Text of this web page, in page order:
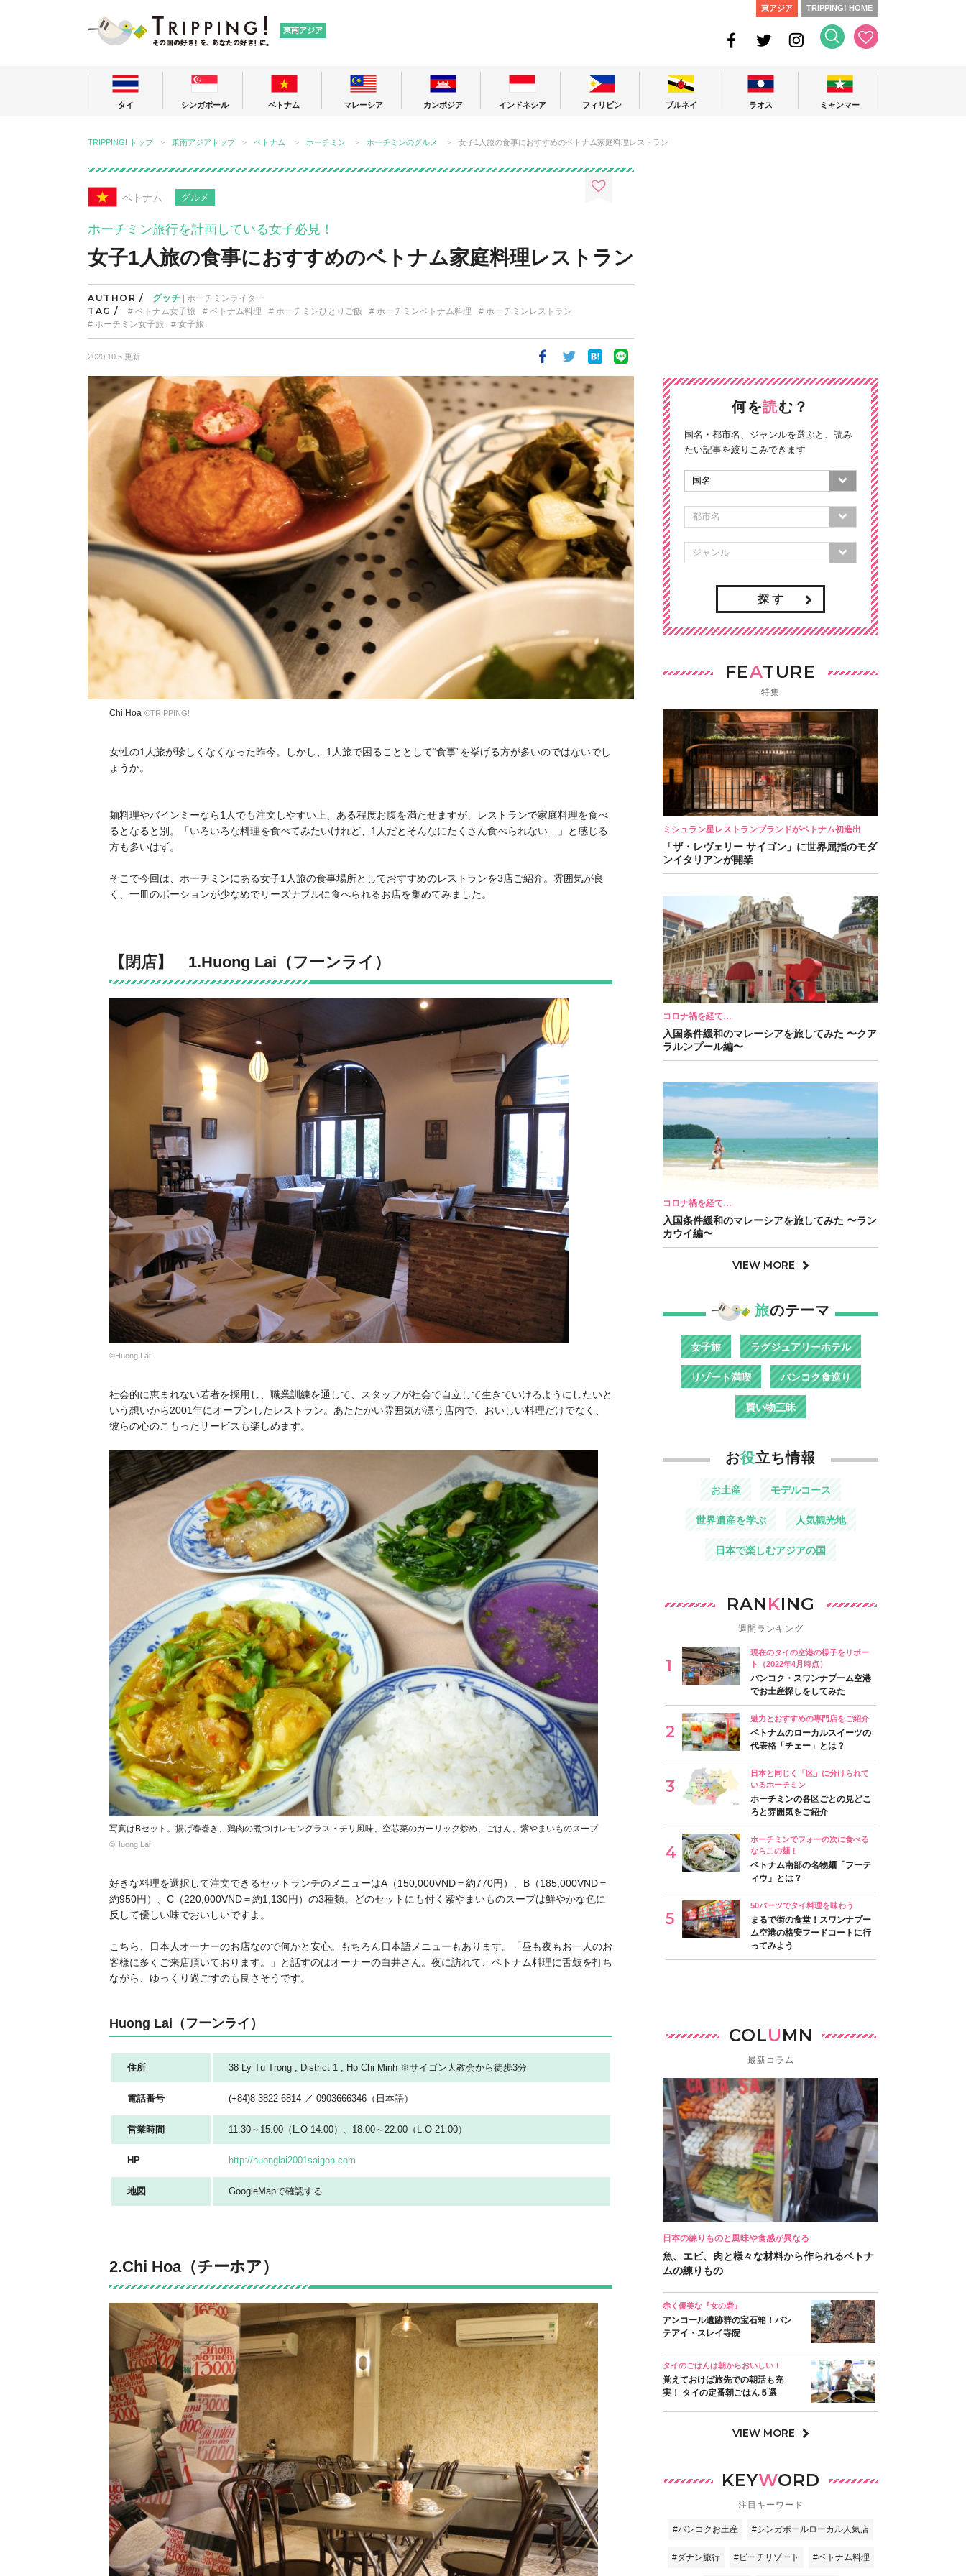
東南アジア
東アジア TRIPPING! HOME
タイ シンガポール ベトナム マレーシア カンボジア インドネシア フィリピン ブルネイ ラオス ミャンマー
TRIPPING! トップ 東南アジアトップ ベトナム ホーチミン ホーチミンのグルメ 女子1人旅の食事におすすめのベトナム家庭料理レストラン
ベトナム グルメ
ホーチミン旅行を計画している女子必見！
女子1人旅の食事におすすめのベトナム家庭料理レストラン
AUTHOR / グッチ | ホーチミンライター
TAG / ベトナム女子旅 ベトナム料理 ホーチミンひとりご飯 ホーチミンベトナム料理
ホーチミンレストラン
ホーチミン女子旅
女子旅
2020.10.5 更新
Chi Hoa ©TRIPPING!
女性の1人旅が珍しくなくなった昨今。しかし、1人旅で困ることとして“食事”を挙げる方が多いのではないでし
ょうか。
麺料理やバインミーなら1人でも注文しやすい上、ある程度お腹を満たせますが、レストランで家庭料理を食べ
るとなると別。「いろいろな料理を食べてみたいけれど、1人だとそんなにたくさん食べられない…」と感じる
方も多いはず。
そこで今回は、ホーチミンにある女子1人旅の食事場所としておすすめのレストランを3店ご紹介。雰囲気が良
く、一皿のポーションが少なめでリーズナブルに食べられるお店を集めてみました。
【閉店】 1.Huong Lai（フーンライ）
©Huong Lai
社会的に恵まれない若者を採用し、職業訓練を通して、スタッフが社会で自立して生きていけるようにしたいと
いう想いから2001年にオープンしたレストラン。あたたかい雰囲気が漂う店内で、おいしい料理だけでなく、
彼らの心のこもったサービスも楽しめます。
写真はBセット。揚げ春巻き、鶏肉の煮つけレモングラス・チリ風味、空芯菜のガーリック炒め、ごはん、紫やまいものスープ
©Huong Lai
好きな料理を選択して注文できるセットランチのメニューはA（150,000VND＝約770円）、B（185,000VND＝
約950円）、C（220,000VND＝約1,130円）の3種類。どのセットにも付く紫やまいものスープは鮮やかな色に
反して優しい味でおいしいですよ。
こちら、日本人オーナーのお店なので何かと安心。もちろん日本語メニューもあります。「昼も夜もお一人のお
客様に多くご来店頂いております。」と話すのはオーナーの白井さん。夜に訪れて、ベトナム料理に舌鼓を打ち
ながら、ゆっくり過ごすのも良さそうです。
Huong Lai（フーンライ）
住所 38 Ly Tu Trong , District 1 , Ho Chi Minh ※サイゴン大教会から徒歩3分
電話番号 (+84)8-3822-6814 ／ 0903666346（日本語）
営業時間 11:30～15:00（L.O 14:00）、18:00～22:00（L.O 21:00）
HP http://huonglai2001saigon.com
地図 GoogleMapで確認する
2.Chi Hoa（チーホア）
何を読む？
国名・都市名、ジャンルを選ぶと、読み
たい記事を絞りこみできます
探 す
FEATURE
特集
ミシュラン星レストランブランドがベトナム初進出
「ザ・レヴェリー サイゴン」に世界屈指のモダ
ンイタリアンが開業
コロナ禍を経て…
入国条件緩和のマレーシアを旅してみた 〜クア
ラルンプール編〜
コロナ禍を経て…
入国条件緩和のマレーシアを旅してみた 〜ラン
カウイ編〜
VIEW MORE
旅のテーマ
女子旅 ラグジュアリーホテル
リゾート満喫 バンコク食巡り
買い物三昧
お役立ち情報
お土産 モデルコース
世界遺産を学ぶ 人気観光地
日本で楽しむアジアの国
RANKING
週間ランキング
現在のタイの空港の様子をリポー
ト（2022年4月時点）
バンコク・スワンナプーム空港
でお土産探しをしてみた
魅力とおすすめの専門店をご紹介
ベトナムのローカルスイーツの
代表格「チェー」とは？
日本と同じく「区」に分けられて
いるホーチミン
ホーチミンの各区ごとの見どこ
ろと雰囲気をご紹介
ホーチミンでフォーの次に食べる
ならこの麺！
ベトナム南部の名物麺「フーテ
ィウ」とは？
50バーツでタイ料理を味わう
まるで街の食堂！スワンナプー
ム空港の格安フードコートに行
ってみよう
COLUMN
最新コラム
日本の練りものと風味や食感が異なる
魚、エビ、肉と様々な材料から作られるベトナ
ムの練りもの
赤く優美な『女の砦』
アンコール遺跡群の宝石箱！バン
テアイ・スレイ寺院
タイのごはんは朝からおいしい！
覚えておけば旅先での朝活も充
実！ タイの定番朝ごはん５選
VIEW MORE
KEYWORD
注目キーワード
#バンコクお土産 #シンガポールローカル人気店
#ダナン旅行 #ビーチリゾート #ベトナム料理